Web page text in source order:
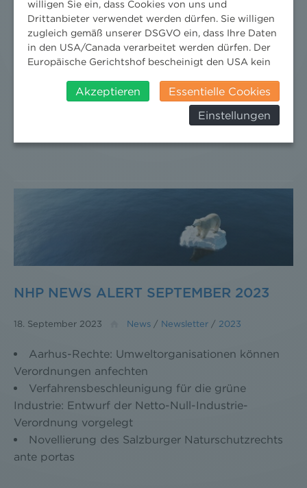
NHP NEWS ALERT SEPTEMBER 2023
IST ERSCHIENEN!
18. September 2023 News News aktuell / 2023
Wir starten mit den aktuellsten Newsthemen in den
NHP NEWS ALERT SEPTEMBER 2023
18. September 2023 News / Newsletter / 2023
Aarhus-Rechte: Umweltorganisationen können
Verordnungen anfechten
Verfahrensbeschleunigung für die grüne
Industrie: Entwurf der Netto-Null-Industrie-
Verordnung vorgelegt
Novellierung des Salzburger Naturschutzrechts
ante portas
willigen Sie ein, dass Cookies von uns und
Drittanbieter verwendet werden dürfen. Sie willigen
zugleich gemäß unserer DSGVO ein, dass Ihre Daten
in den USA/Canada verarbeitet werden dürfen. Der
Europäische Gerichtshof bescheinigt den USA kein
insbesondere das Risiko, dass ihre Daten durch US-
Behörden, zu Kontroll- und zu
Überwachungszwecken, verarbeitet werden und
werden können. Zudem finden Sie am
Weitere Infomationen finden Sie hier:
Akzeptieren
Essentielle Cookies
Einstellungen